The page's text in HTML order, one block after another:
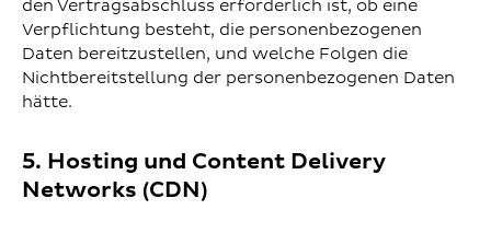
den Vertragsabschluss erforderlich ist, ob eine
Verpflichtung besteht, die personenbezogenen
Daten bereitzustellen, und welche Folgen die
Nichtbereitstellung der personenbezogenen Daten
hätte.
5. Hosting und Content Delivery
Networks (CDN)